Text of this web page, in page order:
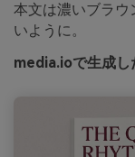
本文は濃いブラウ
いように。
media.ioで生成し